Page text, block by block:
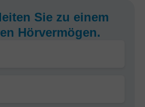
Sie zu einem
Hörvermögen.